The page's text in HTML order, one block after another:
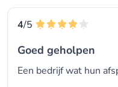
4/5
Goed geholpen
Een bedrijf wat hun